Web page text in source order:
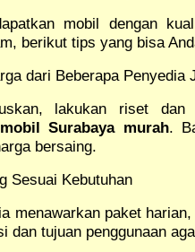
mobil dengan
berikut tips yang bisa
dari Beberapa Penyedia
lakukan riset
Surabaya murah.
bersaing.
Sesuai Kebutuhan
menawarkan paket
dan tujuan penggunaan